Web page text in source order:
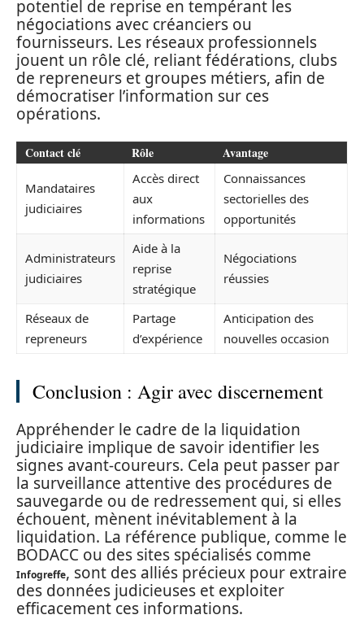
potentiel de reprise en tempérant les
négociations avec créanciers ou
fournisseurs. Les réseaux professionnels
jouent un rôle clé, reliant fédérations, clubs
de repreneurs et groupes métiers, afin de
démocratiser l’information sur ces
opérations.
Contact clé Rôle Avantage
Mandataires
judiciaires
Accès direct
aux
informations
Connaissances
sectorielles des
opportunités
Administrateurs
judiciaires
Aide à la
reprise
stratégique
Négociations
réussies
Réseaux de
repreneurs
Partage
d’expérience
Anticipation des
nouvelles occasion
Conclusion : Agir avec discernement
Appréhender le cadre de la liquidation
judiciaire implique de savoir identifier les
signes avant-coureurs. Cela peut passer par
la surveillance attentive des procédures de
sauvegarde ou de redressement qui, si elles
échouent, mènent inévitablement à la
liquidation. La référence publique, comme le
BODACC ou des sites spécialisés comme
Infogreffe, sont des alliés précieux pour extraire
des données judicieuses et exploiter
efficacement ces informations.